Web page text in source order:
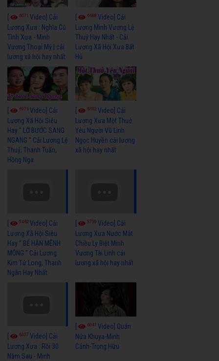
6071 Video] Cải
Lương Xưa : Nghĩa Cũ
Tình Xưa - Minh
Vương Thoại Mỹ | cải
lương xã hội hay nhất
6688Video] Cải
Lương Minh Vương Lệ
Thuỷ Hay Nhất - Cải
Lương Xã Hội Xưa Bất
Hủ
6976Video] Cải
Lương Xã Hội Siêu
Hay " LỠ BƯỚC SANG
NGANG " Cải Lương Lệ
Thuỷ, Thanh Tuấn,
Hồng Nga
6392Video] Cải
Lương Xưa Một Thuở
Yêu Người Vũ Linh
Ngọc Huyền cải lương
xã hội hay nhất
5462 Video] Cải
Lương Xã Hội Siêu
Hay " BỂ HẬN MÊNH
MÔNG " Cải Lương
Kim Tử Long, Thanh
Ngân Hay Nhất
5739Video] Cải
Lương Xưa Nước Mắt
Chiều Ly Biệt Minh
Vương Tài Linh cải
lương xã hội hay nhất
6327 Video] Cải
Lương Xưa : Rồi 30
Năm Sau - Minh
6041Video] Quán
Nửa Khuya-Minh
Cảnh-Trọng Hữu